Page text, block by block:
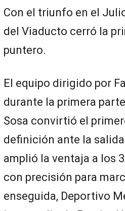
Con el triunfo en el
del Viaducto cerró la
puntero.
El equipo dirigido por
durante la primera
Sosa convirtió el
definición ante la
amplió la ventaja a los
con precisión para
enseguida, Deportivo